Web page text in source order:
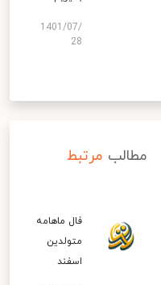
1401/07/
28
مطالب مرتبط
فال ماهامه
متولدین
اسفند